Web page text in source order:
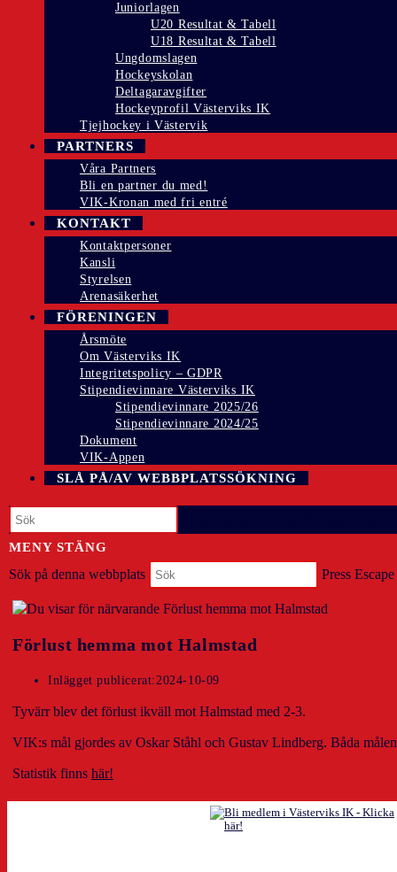
Juniorlagen
U20 Resultat & Tabell
U18 Resultat & Tabell
Ungdomslagen
Hockeyskolan
Deltagaravgifter
Hockeyprofil Västerviks IK
Tjejhockey i Västervik
PARTNERS
Våra Partners
Bli en partner du med!
VIK-Kronan med fri entré
KONTAKT
Kontaktpersoner
Kansli
Styrelsen
Arenasäkerhet
FÖRENINGEN
Årsmöte
Om Västerviks IK
Integritetspolicy – GDPR
Stipendievinnare Västerviks IK
Stipendievinnare 2025/26
Stipendievinnare 2024/25
Dokument
VIK-Appen
SLÅ PÅ/AV WEBBPLATSSÖKNING
MENY STÄNG
Sök på denna webbplats Press
Förlust hemma mot Halmstad
Inlägget publicerat: 2024-10-09
Tyvärr blev det förlust ikväll mot Halmstad med 2-3.
VIK:s mål gjordes av Oskar Ståhl och Gustav Lindberg. Båda
Statistik finns här!